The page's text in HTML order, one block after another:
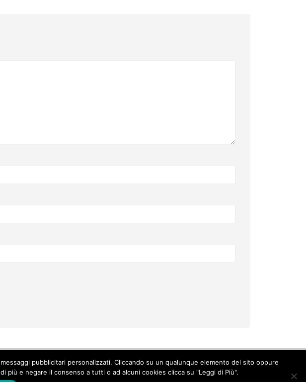
Cookie Policy-Privacy Policy
pubblicitari personalizzati. Cliccando su un qualunque elemento del sito oppure
più e negare il consenso a tutti o ad alcuni cookies clicca su "Leggi di Più".